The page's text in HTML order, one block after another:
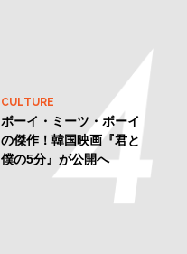
CULTURE
ボーイ・ミーツ・ボーイ
の傑作！韓国映画『君と
僕の5分』が公開へ